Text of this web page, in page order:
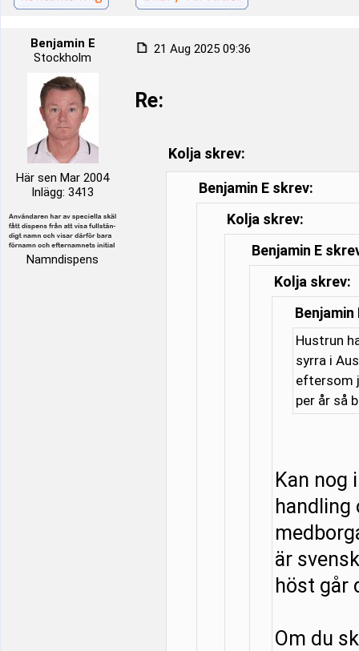
Benjamin E
Stockholm
Här sen Mar 2004
Inlägg: 3413
Namndispens
21 Aug 2025 09:36
Re:
Kolja skrev:
Benjamin E skrev:
Kolja skrev:
Benjamin E
Kolja skrev:
Benjamin
Hustrun
syrra i
eftersom
per år så
Kan nog
är
höst går
Om du